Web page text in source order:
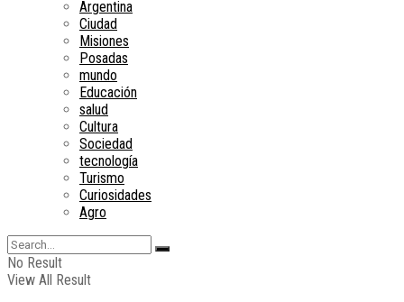
Argentina
Ciudad
Misiones
Posadas
mundo
Educación
salud
Cultura
Sociedad
tecnología
Turismo
Curiosidades
Agro
No Result
View All Result